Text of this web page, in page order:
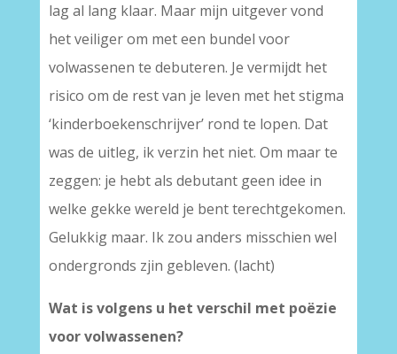
lag al lang klaar. Maar mijn uitgever vond
het veiliger om met een bundel voor
volwassenen te debuteren. Je vermijdt het
risico om de rest van je leven met het stigma
‘kinderboekenschrijver’ rond te lopen. Dat
was de uitleg, ik verzin het niet. Om maar te
zeggen: je hebt als debutant geen idee in
welke gekke wereld je bent terechtgekomen.
Gelukkig maar. Ik zou anders misschien wel
ondergronds zjin gebleven. (lacht)
Wat is volgens u het verschil met poëzie
voor volwassenen?